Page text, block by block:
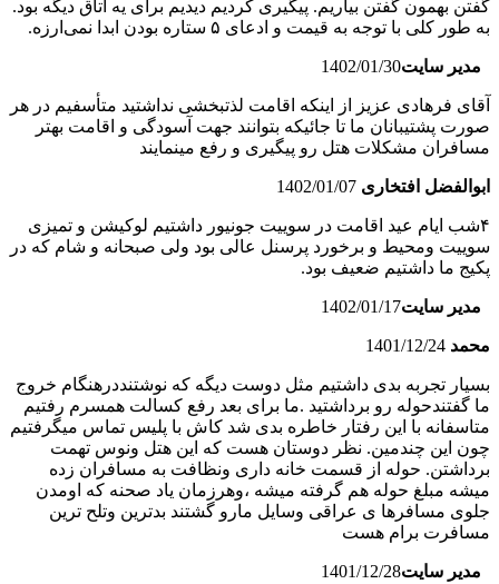
گفتن بهمون گفتن بیاریم. پیگیری کردیم دیدیم برای یه اتاق دیگه بود.
به طور کلی با توجه به قیمت و ادعای ۵ ستاره بودن ابدا نمی‌ارزه.
مدیر سایت1402/01/30
آقای فرهادی عزیز از اینکه اقامت لذتبخشی نداشتید متأسفیم در هر
صورت پشتیبانان ما تا جائیکه بتوانند جهت آسودگی و اقامت بهتر
مسافران مشکلات هتل رو پیگیری و رفع مینمایند
ابوالفضل افتخاری 1402/01/07
۴شب ایام عید اقامت در سوییت جونیور داشتیم لوکیشن ‌و تمیزی
سوییت ومحیط و برخورد پرسنل عالی بود ولی صبحانه و شام که در
پکیج ما داشتیم ضعیف بود.
مدیر سایت1402/01/17
محمد 1401/12/24
بسیار تجربه بدی داشتیم مثل دوست دیگه که نوشتنددرهنگام خروج
ما گفتندحوله رو برداشتید .ما برای بعد رفع کسالت همسرم رفتیم
متاسفانه با این رفتار خاطره بدی شد کاش با پلیس تماس میگرفتیم
چون این چندمین. نظر دوستان هست که این هتل ونوس تهمت
برداشتن. حوله از قسمت خانه داری ونظافت به مسافران زده
میشه مبلغ حوله هم گرفته میشه ،وهرزمان یاد صحنه که اومدن
جلوی مسافرها ی عراقی وسایل مارو گشتند بدترین وتلح ترین
مسافرت برام هست
مدیر سایت1401/12/28